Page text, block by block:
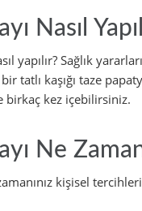
Nasıl
yapılır? Sağlık
tatlı kaşığı taze
birkaç kez içebilirsiniz.
Ne
kişisel